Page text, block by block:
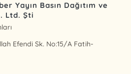
Yayın Basın Dağıtım ve
Ltd. Şti
Efendi Sk. No:15/A Fatih-